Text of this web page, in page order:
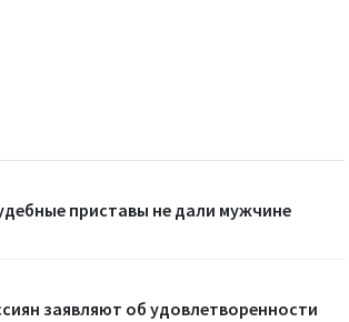
приставы не дали мужчине
заявляют об удовлетворенности